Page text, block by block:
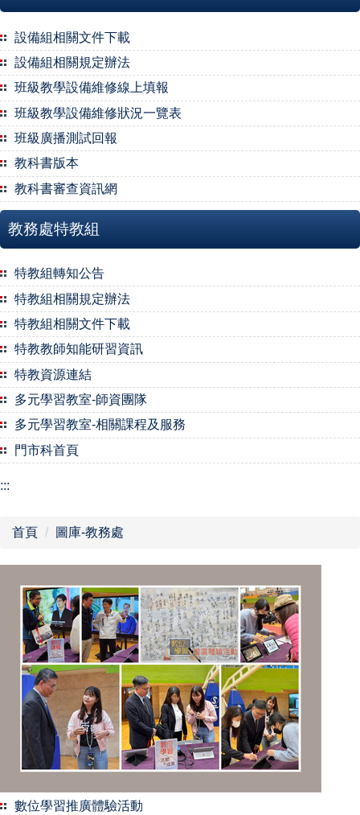
設備組相關文件下載
設備組相關規定辦法
班級教學設備維修線上填報
班級教學設備維修狀況一覽表
班級廣播測試回報
教科書版本
教科書審查資訊網
教務處特教組
特教組轉知公告
特教組相關規定辦法
特教組相關文件下載
特教教師知能研習資訊
特教資源連結
多元學習教室-師資團隊
多元學習教室-相關課程及服務
門市科首頁
:::
首頁 圖庫-教務處
數位學習推廣體驗活動